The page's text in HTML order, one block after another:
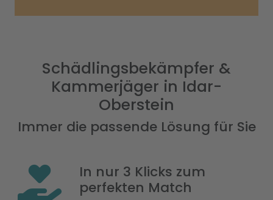
Schädlingsbekämpfer &
Kammerjäger in Idar-
Oberstein
Immer die passende Lösung für Sie
In nur 3 Klicks zum
perfekten Match